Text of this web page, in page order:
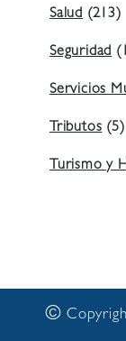
Salud (213)
Seguridad
Servicios
Tributos(5)
Turismo y
©